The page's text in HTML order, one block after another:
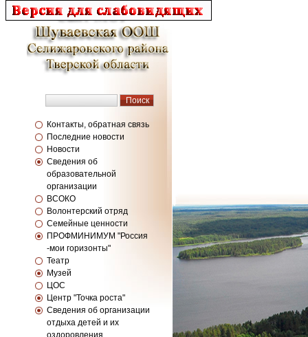
Контакты, обратная связь
Последние новости
Новости
Сведения об
образовательной
организации
ВСОКО
Волонтерский отряд
Семейные ценности
ПРОФМИНИМУМ "Россия
-мои горизонты"
Театр
Музей
ЦОС
Центр "Точка роста"
Сведения об организации
отдыха детей и их
оздоровления